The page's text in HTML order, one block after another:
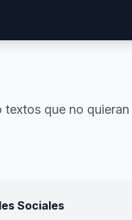
que no
Sociales